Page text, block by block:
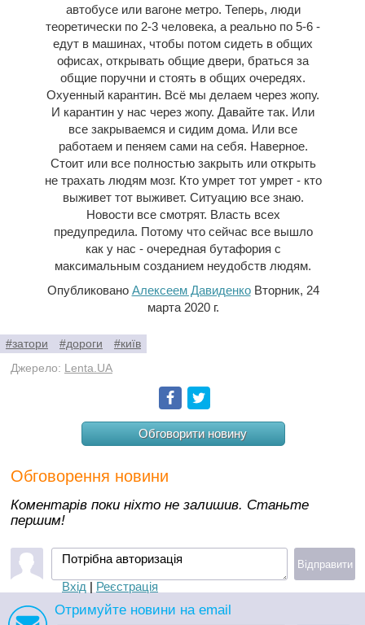
автобусе или вагоне метро. Теперь, люди
теоретически по 2-3 человека, а реально по 5-6 -
едут в машинах, чтобы потом сидеть в общих
офисах, открывать общие двери, браться за
общие поручни и стоять в общих очередях.
Охуенный карантин. Всё мы делаем через жопу.
И карантин у нас через жопу. Давайте так. Или
все закрываемся и сидим дома. Или все
работаем и пеняем сами на себя. Наверное.
Стоит или все полностью закрыть или открыть
не трахать людям мозг. Кто умрет тот умрет - кто
выживет тот выживет. Ситуацию все знаю.
Новости все смотрят. Власть всех
предупредила. Потому что сейчас все вышло
как у нас - очередная бутафория с
максимальным созданием неудобств людям.
Опубликовано Алексеем ДавиденкоВторник, 24
марта 2020 г.
#затори #дороги
#київ
Джерело:
Lenta.UA
Facebook
Обговорити новину
Обговорення новини
Коментарів поки ніхто не залишив. Станьте
першим!
Потрібна авторизація
Вхід | Реєстрація
Відправити
Отримуйте новини на email